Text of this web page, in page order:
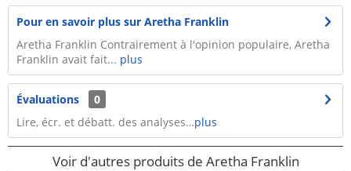
Pour en savoir plus sur Aretha Franklin
Aretha Franklin Contrairement à l'opinion populaire, Aretha
Franklin avait fait... plus
Évaluations
0
Lire, écr. et débatt. des analyses…plus
Voir d'autres produits de Aretha Franklin